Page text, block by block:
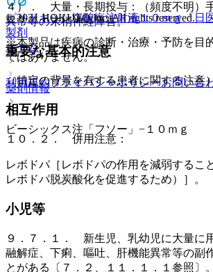
ピリドキシン塩酸塩注射液１０ｍｇ「日
製剤
ホーム
薬剤情報
ビーシックス注「フソー」−１０ｍｇ
４）． 大量・長期投与：（頻度不明）
異常等の末梢神経障害。
重要な基本的注意
（特定の背景を有する患者に関する注意
相互作用
１０．２． 併用注意：
レボドパ［レボドパの作用を減弱するこ
レボドパ脱炭酸化を促進するため）］。
小児等
９．７．１． 新生児、乳幼児に大量に
融解症、下痢、嘔吐、肝機能異常等の副
とがある〔７．２、１１．１．１参照〕。
© 2021 HOKUTO Inc. All rights reserved.
※本製品は疾病の診断・治療・予防を目
ではありません。
利用規約プライバシーポリシーお問い合